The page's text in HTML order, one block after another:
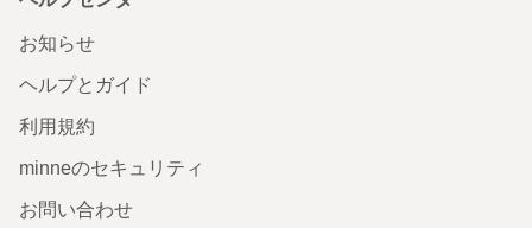
お知らせ
ヘルプとガイド
利用規約
minneのセキュリティ
お問い合わせ